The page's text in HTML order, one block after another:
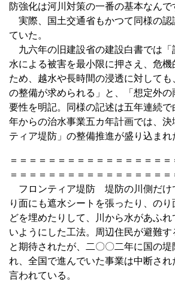
防強化は河川対策の一番の基本なんで
実際、国土交通省もかつて同様の認
ていた。
九六年の旧建設省の建設白書では「
水による被害を最小限に押さえ、危
ため、越水や長時間の浸透に対して
の整備が求められる」と、「想定外
要性を明記。同様の記述は五年連続
年からの治水事業五カ年計画では、
ティア堤防」の整備推進が盛り込まれ
＝＝＝＝＝＝＝＝＝＝＝＝＝＝＝＝＝
＝＝＝＝＝＝＝＝＝＝＝＝＝＝＝＝＝
フロンティア堤防 堤防の川側だけ
り面にも遮水シートを張ったり、の
どを埋めたりして、川から水があふ
いようにした工法。周辺住民が避難
と期待されたが、二〇〇二年に国の堤
れ、全国で進んでいた事業は中断され
言われている。